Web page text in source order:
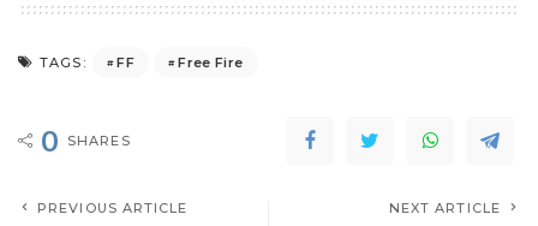
TAGS: FF Free Fire
0 SHARES
PREVIOUS ARTICLE NEXT ARTICLE